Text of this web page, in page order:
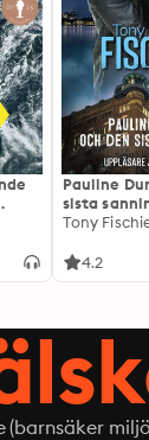
Pauline
sista
Tony
4.2
(barnsäker